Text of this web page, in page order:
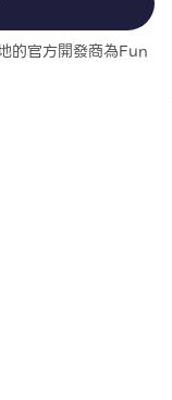
的官方開發商為Fun